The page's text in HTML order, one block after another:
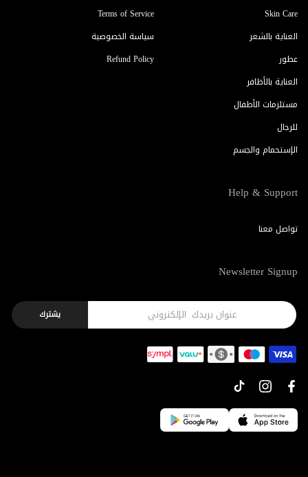
Skin Care
العناية بالشعر
عطور
العناية بالأظافر
مستلزمات الأطفال
للرجال
الإستحمام والجسم
Terms of Service
سياسة الخصوصية
Refund Policy
Help & Support
تواصل معنا
Newsletter Signup
يشترك